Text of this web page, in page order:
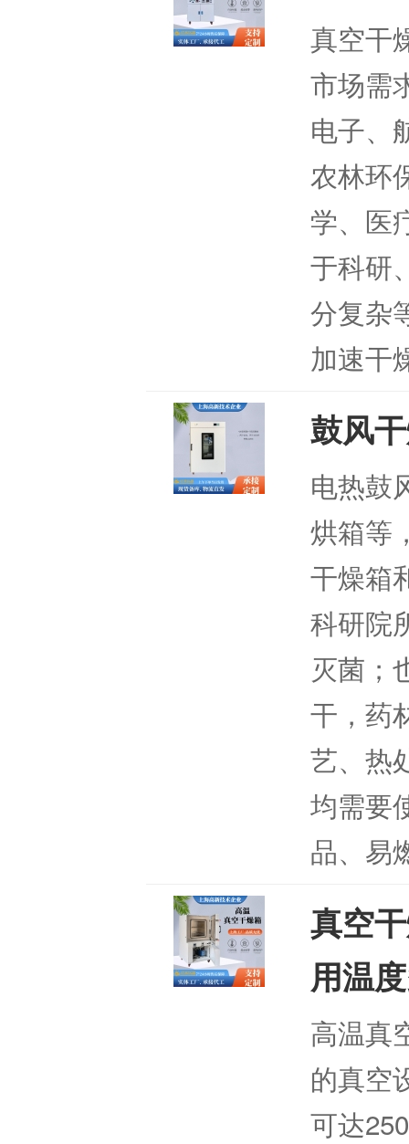
真空干
市场需
电子、
农林环
学、医
于科研
分复杂
加速干
鼓风
电热鼓
烘箱等
干燥箱
科研院
灭菌；
干，药
艺、热
均需要
品、易
真空
用温
高温真
的真空
可达